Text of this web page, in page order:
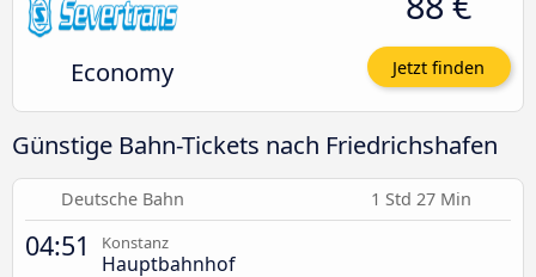
Economy Jetzt finden
Günstige Bahn-Tickets nach Friedrichshafen
Deutsche Bahn 1 Std 27 Min
04:51 Konstanz
Hauptbahnhof